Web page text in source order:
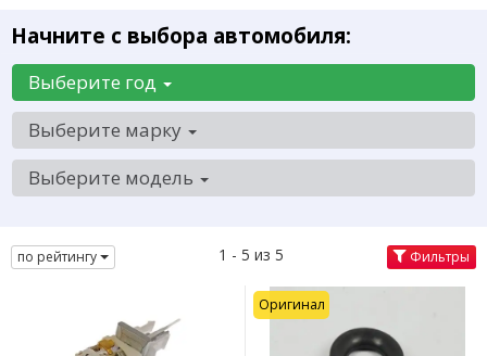
Начните с выбора автомобиля:
Выберите год
Выберите марку
Выберите модель
по рейтингу 1 - 5 из 5 Фильтры
Оригинал